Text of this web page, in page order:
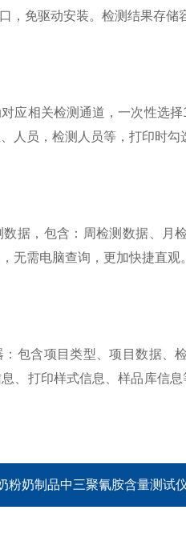
，免驱动安装。检测结果存
应相关检测通道，一次性选
人员，检测人员等，打印时勾
据，包含：周检测数据、月
无需电脑查询，更加快捷直观
包含项目类型、项目数据、
、打印样式信息、样品库信
粉奶制品中三聚氰胺含量测试